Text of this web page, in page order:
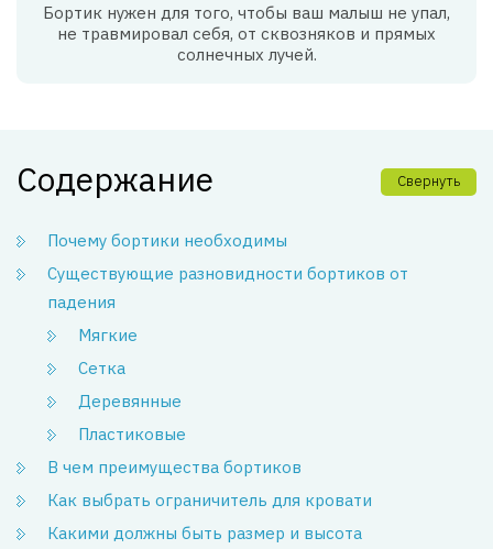
Бортик нужен для того, чтобы ваш малыш не упал,
не травмировал себя, от сквозняков и прямых
солнечных лучей.
Содержание Свернуть
Почему бортики необходимы
Существующие разновидности бортиков от
падения
Мягкие
Сетка
Деревянные
Пластиковые
В чем преимущества бортиков
Как выбрать ограничитель для кровати
Какими должны быть размер и высота